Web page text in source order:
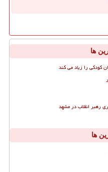
ها
کودکی را زیاد می کند
ها